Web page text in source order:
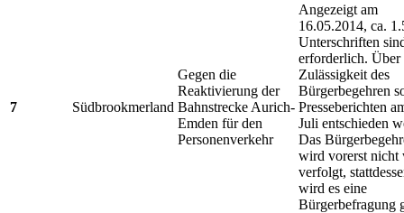
7 Südbrookmerland
Gegen die
Reaktivierung der
Bahnstrecke Aurich-
Emden für den
Personenverkehr
Angezeigt am
16.05.2014, ca.
Unterschriften
erforderlich. Über
Zulässigkeit des
Bürgerbegehren
Presseberichten
Juli entschieden
Das
wird vorerst nicht
verfolgt,
wird es eine
Bürgerbefragung